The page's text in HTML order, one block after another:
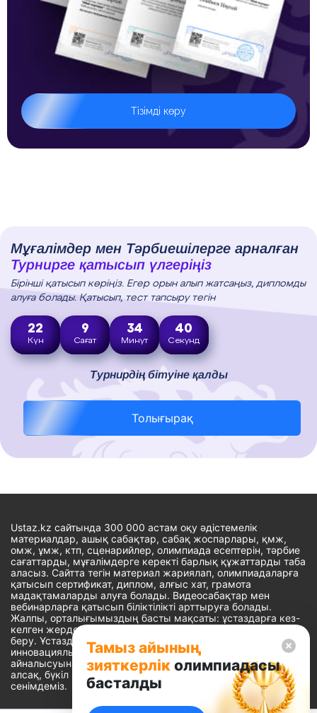
Тамыз айының
зияткерлік олимпиадасы
басталды
Тізімді көру
Мұғалімдер мен Тәрбиешілерге арналған
Турнирге қатысып үлгеріңіз
Бірінші қатысып көріңіз. Егер орын алып жатсаңыз, дипломды
алуға болады. Қатысып, тест тапсыру тегін
22
Күн
9
Сағат
34
Минут
39
Секунд
Турнирдің бітуіне қалды
Толығырақ
Ustaz.kz сайтында 300 000 астам оқу әдістемелік
материалдар, ашық сабақтар, сабақ жоспарлары, қмж,
омж, ұмж, ктп, сценарийлер, олимпиада есептерін, тәрбие
сағаттарды, мұғалімдерге керекті барлық құжаттарды таба
аласыз. Сайтта тегін материал жариялап, олимпиадаларға
қатысып сертификат, диплом, алғыс хат, грамота
мадақтамаларды алуға болады. Видеосабақтар мен
вебинарларға қатысып біліктілікті арттыруға болады.
Жалпы, орталығымыздың басты мақсаты: ұстаздарға кез-
келген жерде, кез-келген уақытта білім алуына мүмкіндік
беру. Ұстаздардың барлық өзекті мәселелеріне
инновациялық шешім тауып, шығармашылық жұмыспен
айналысуына уақыт сыйлау. «Ұстаздарға сапалы білім бере
алсақ, бүкіл Қазақ еліне білім бере аламыз» - деген
сенімдеміз.